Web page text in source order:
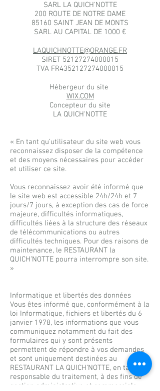
SARL LA QUICH'NOTTE
200 ROUTE DE NOTRE DAME
85160 SAINT JEAN DE MONTS
SARL AU CAPITAL DE 1000 €
LAQUICHNOTTE@ORANGE.FR
SIRET 52127274000015
TVA FR4352127274000015
Hébergeur du site
WIX.COM
Concepteur du site
LA QUICH'NOTTE
« En tant qu’utilisateur du site web vous
reconnaissez disposer de la compétence
et des moyens nécessaires pour accéder
et utiliser ce site.
Vous reconnaissez avoir été informé que
le site web est accessible 24h/24h et 7
jours/7 jours, à exception des cas de force
majeure, difficultés informatiques,
difficultés liées à la structure des réseaux
de télécommunications ou autres
difficultés techniques. Pour des raisons de
maintenance, le RESTAURANT la
QUICH’NOTTE pourra interrompre son site.
»
Informatique et libertés des données
Vous êtes informé que, conformément à la
loi Informatique, fichiers et libertés du 6
janvier 1978, les informations que vous
communiquez notamment du fait des
formulaires qui y sont présents
permettent de répondre à vos demandes
et sont uniquement destinées au
RESTAURANT LA QUICH’NOTTE, en tant que
responsable du traitement, à des fins de
gestion administrative et commerciale.